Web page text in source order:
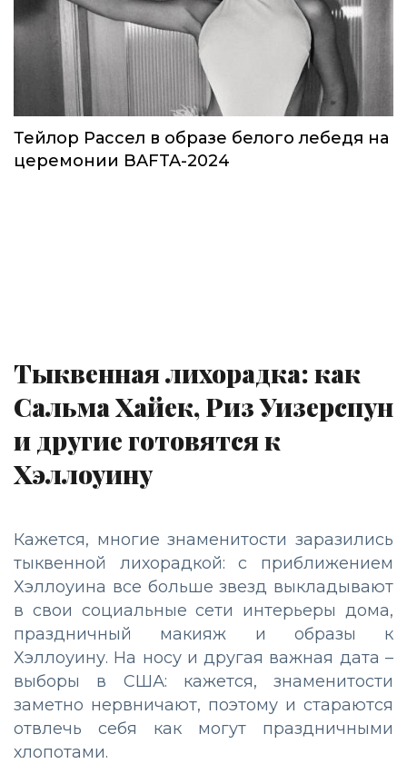
Тейлор Рассел в образе белого лебедя на
церемонии BAFTA-2024
Тыквенная лихорадка: как
Сальма Хайек, Риз Уизерспун
и другие готовятся к
Хэллоуину
Кажется, многие знаменитости заразились
тыквенной лихорадкой: с приближением
Хэллоуина все больше звезд выкладывают
в свои социальные сети интерьеры дома,
праздничный макияж и образы к
Хэллоуину. На носу и другая важная дата –
выборы в США: кажется, знаменитости
заметно нервничают, поэтому и стараются
отвлечь себя как могут праздничными
хлопотами.